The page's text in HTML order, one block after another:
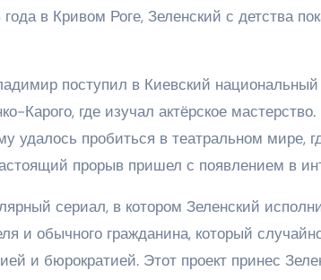
в Кривом Роге, Зеленский с детства
поступил в Киевский национальный
Карого, где изучал актёрское
удалось пробиться в театральном мире,
прорыв пришел с появлением в
сериал, в котором Зеленский
и обычного гражданина, который
и бюрократией. Этот проект принес